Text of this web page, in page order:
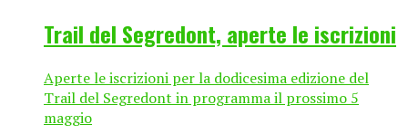
Trail del Segredont, aperte le iscrizioni
Aperte le iscrizioni per la dodicesima edizione del
Trail del Segredont in programma il prossimo 5
maggio